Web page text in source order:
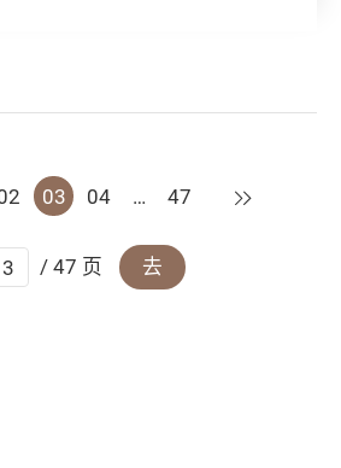
03 04 … 47 下一页
/ 47 页 去